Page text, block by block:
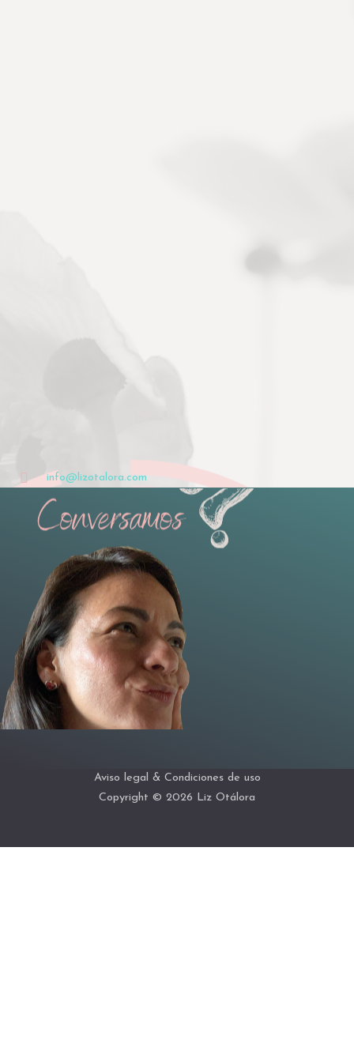
info@lizotalora.com
Copyright © 2026 Liz Otálora
Aviso legal & Condiciones de uso